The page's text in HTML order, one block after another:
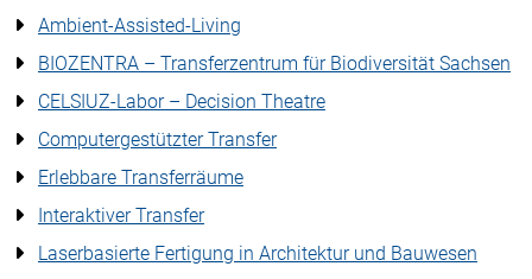
Ambient-Assisted-Living
BIOZENTRA – Transferzentrum für Biodiversität Sachsen
CELSIUZ-Labor – Decision Theatre
Computergestützter Transfer
Erlebbare Transferräume
Interaktiver Transfer
Laserbasierte Fertigung in Architektur und Bauwesen